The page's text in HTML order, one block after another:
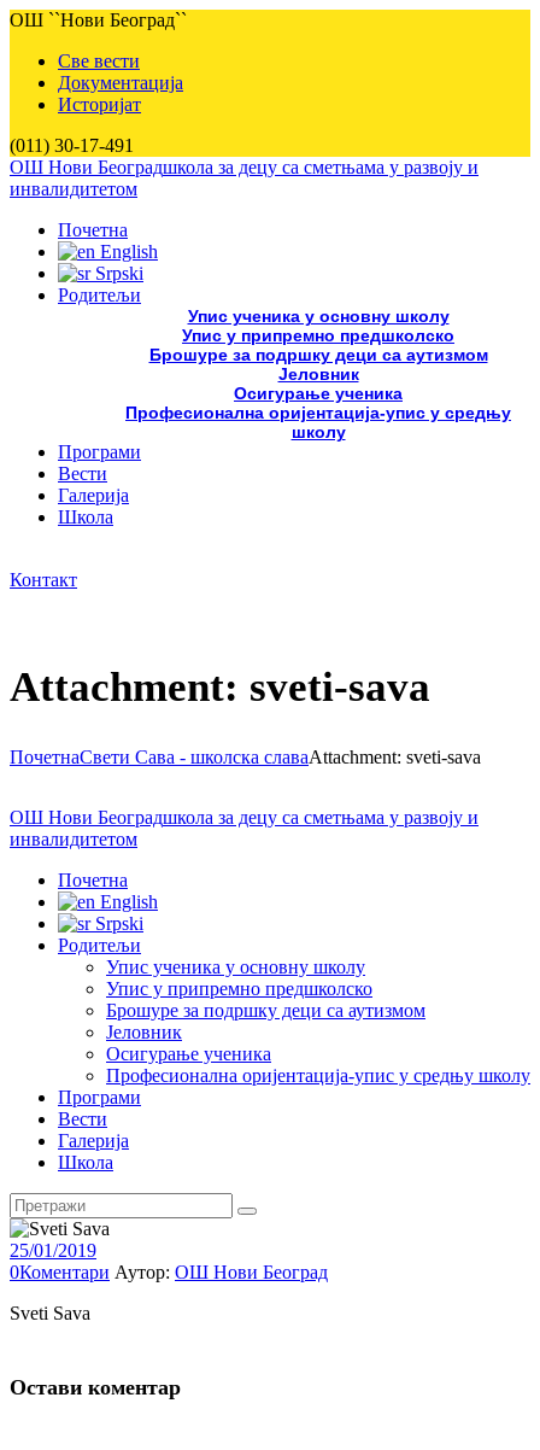
ОШ ``Нови Београд``
Све вести
Документација
Историјат
(011) 30-17-491
ОШ Нови Београдшкола за децу са сметњама у развоју и
инвалидитетом
Почетна
English
Srpski
Родитељи
Упис ученика у основну школу
Упис у припремно предшколско
Брошуре за подршку деци са аутизмом
Јеловник
Осигурање ученика
Професионална оријентација-упис у средњу
школу
Програми
Вести
Галерија
Школа
Контакт
Attachment: sveti-sava
ПочетнаСвети Сава - школска славаAttachment: sveti-sava
ОШ Нови Београдшкола за децу са сметњама у развоју и
инвалидитетом
Почетна
English
Srpski
Родитељи
Упис ученика у основну школу
Упис у припремно предшколско
Брошуре за подршку деци са аутизмом
Јеловник
Осигурање ученика
Професионална оријентација-упис у средњу школу
Програми
Вести
Галерија
Школа
25/01/2019
0Коментари Аутор: ОШ Нови Београд
Sveti Sava
Остави коментар